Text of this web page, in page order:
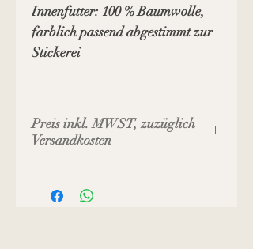
Innenfutter: 100 % Baumwolle,
farblich passend abgestimmt zur
Stickerei
Preis inkl. MWST, zuzüglich
Versandkosten